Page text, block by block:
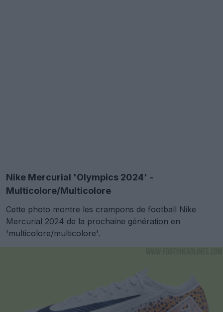
Nike Mercurial 'Olympics 2024' -
Multicolore/Multicolore
Cette photo montre les crampons de football Nike
Mercurial 2024 de la prochaine génération en
'multicolore/multicolore'.